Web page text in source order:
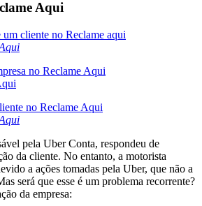
Aqui
pela Uber Conta, respondeu de
da cliente. No entanto, a motorista
a ações tomadas pela Uber, que não a
será que esse é um problema recorrente?
da empresa: